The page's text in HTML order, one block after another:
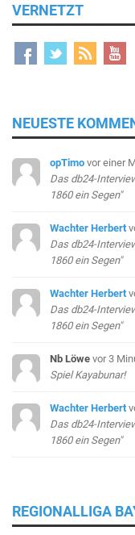
VERNETZT
NEUESTE
opTimo vor einer
Das db24-
1860 ein Segen"
Wachter Herbert
Das db24-
1860 ein Segen"
Wachter Herbert
Das db24-
1860 ein Segen"
Nb Löwe vor 3
Spiel Kayabunar!
Wachter Herbert
Das db24-
1860 ein Segen"
REGIONALLIGA